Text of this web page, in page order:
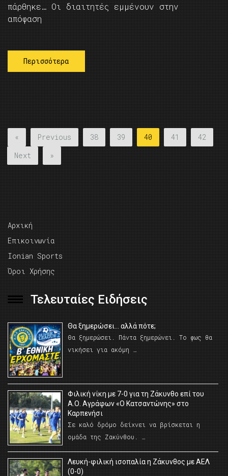
πάρθηκε… Οι διαιτητές εμμένουν στην
απόφαση
Περισσότερα
« Previous 38 39 40 41
42
Next
»
Αρχική
Επικοινωνία
Ionian Sports
Όροι Χρήσης
Τελευταίες Ειδήσεις
Θα ξημερώσει… αλλά πότε;
Θα ξημερώσει. Πάντα ξημερώνει. Το φως θα
νικήσει για ακόμη …
Φιλική νίκη με 7-0 για τη Ζάκυνθο επί του
Α.Ο. Αγράφων «Ο Κατσαντώνης» στο
Καρπενήσι
Σε καλό δρόμο δείχνει να βρίσκεται η
ομάδα της Ζακύνθου. …
Λευκή-φιλική ισοπαλία η Ζάκυνθος με ΑΕΛ
(0-0)